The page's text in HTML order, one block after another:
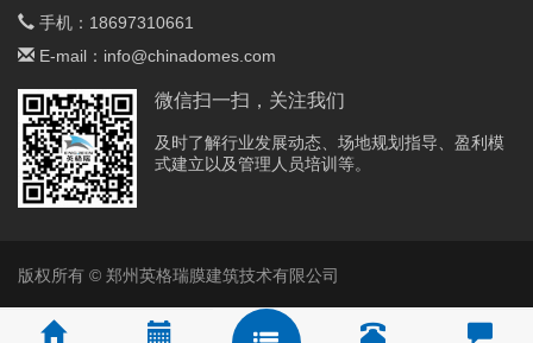
手机： 18697310661
E-mail： info@chinadomes.com
微信扫一扫，关注我们
及时了解行业发展动态、场地规划指导、盈利模
式建立以及管理人员培训等。
版权所有 © 郑州英格瑞膜建筑技术有限公司